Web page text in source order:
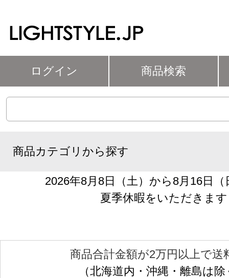
ログイン 商品検索
商品カテゴリから探す
2026年8月8日（土）から8月16日
夏季休暇をいただきます
商品合計金額が2万円以上で送
（北海道内・沖縄・離島は